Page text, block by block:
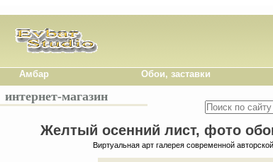
Амбар Обои, заставки
интернет-магазин
Желтый осенний лист, фото
Виртуальная арт галерея современной